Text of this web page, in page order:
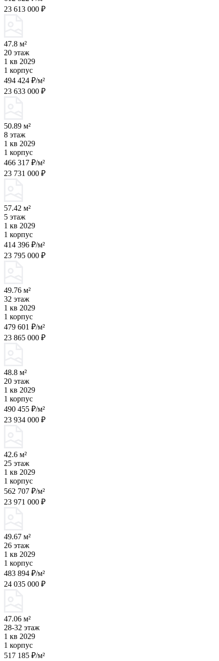
23 613 000 ₽
47.8 м²
20 этаж
1 кв 2029
1 корпус
494 424 ₽/м²
23 633 000 ₽
50.89 м²
8 этаж
1 кв 2029
1 корпус
466 317 ₽/м²
23 731 000 ₽
57.42 м²
5 этаж
1 кв 2029
1 корпус
414 396 ₽/м²
23 795 000 ₽
49.76 м²
32 этаж
1 кв 2029
1 корпус
479 601 ₽/м²
23 865 000 ₽
48.8 м²
20 этаж
1 кв 2029
1 корпус
490 455 ₽/м²
23 934 000 ₽
42.6 м²
25 этаж
1 кв 2029
1 корпус
562 707 ₽/м²
23 971 000 ₽
49.67 м²
26 этаж
1 кв 2029
1 корпус
483 894 ₽/м²
24 035 000 ₽
47.06 м²
28-32 этаж
1 кв 2029
1 корпус
517 185 ₽/м²